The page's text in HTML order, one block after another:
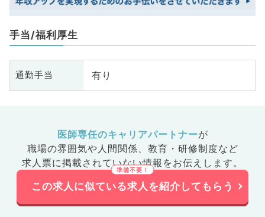
手当/福利厚生
通勤手当 有り
医師専任のキャリアパートナーが
職場の雰囲気や人間関係、 教育・研修制度など
求人票に掲載されていない情報をお伝えします。
この求人に似ている求人を紹介してもらう